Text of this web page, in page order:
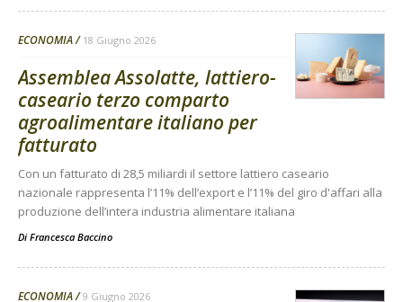
ECONOMIA 18 Giugno 2026
Assemblea Assolatte, lattiero-
caseario terzo comparto
agroalimentare italiano per
fatturato
Con un fatturato di 28,5 miliardi il settore lattiero caseario
nazionale rappresenta l’11% dell’export e l’11% del giro d'affari alla
produzione dell’intera industria alimentare italiana
Di Francesca Baccino
ECONOMIA 9 Giugno 2026